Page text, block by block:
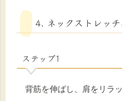
4. ネックストレッ
ステップ1
背筋を伸ばし、肩をリラッ